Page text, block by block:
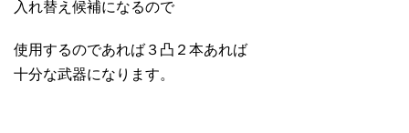
入れ替え候補になるので
使用するのであれば３凸２本あれば
十分な武器になります。